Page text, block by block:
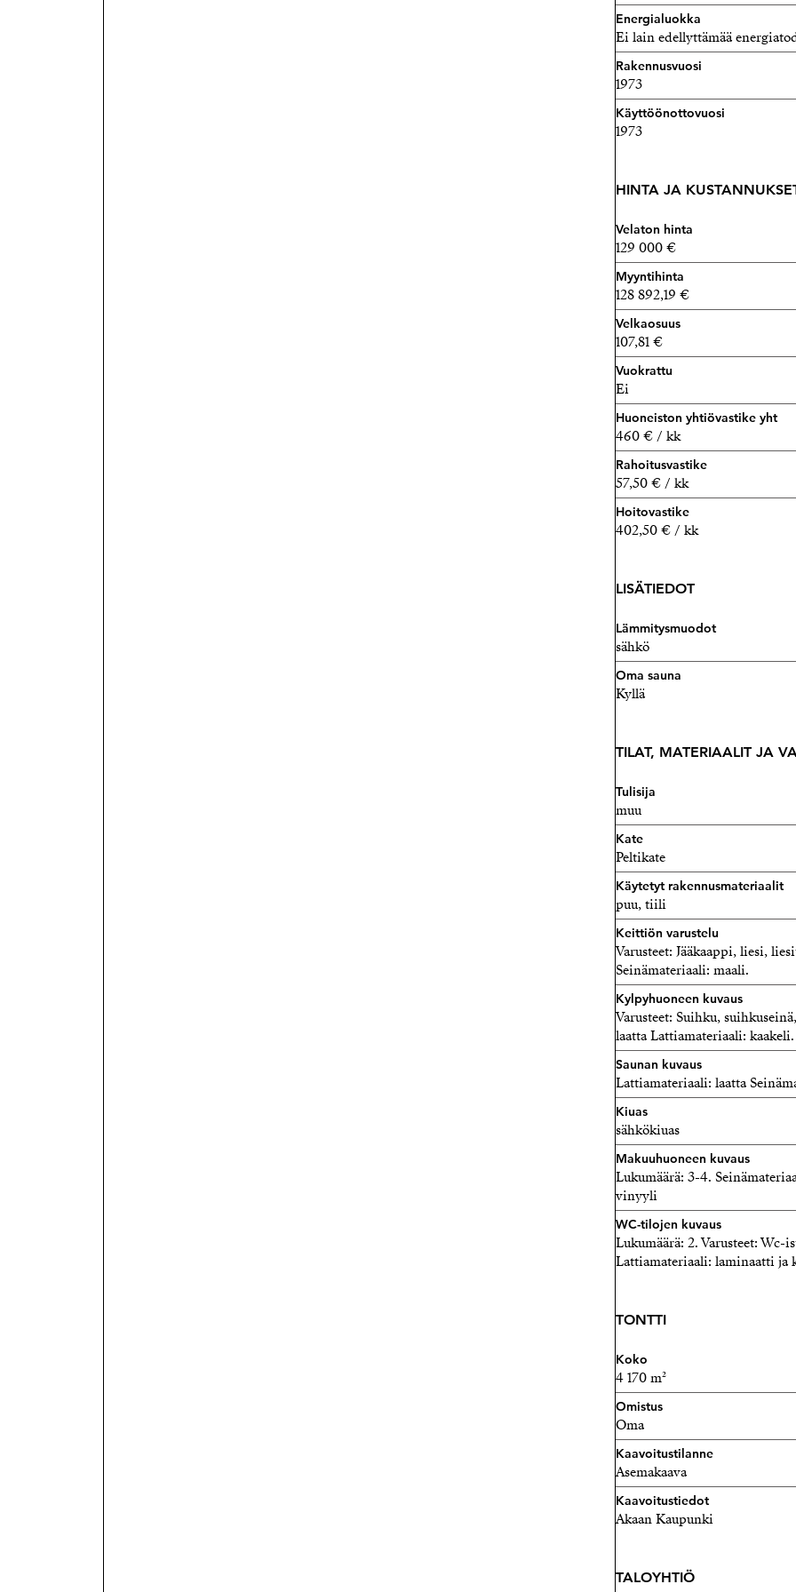
Energialuokka
Ei lain edellyttämää
Rakennusvuosi
1973
Käyttöönottovuosi
1973
HINTA JA
Velaton hinta
129 000 €
Myyntihinta
128 892,19 €
Velkaosuus
107,81 €
Vuokrattu
Ei
Huoneiston yhtiövastike yht
460 € / kk
Rahoitusvastike
57,50 € / kk
Hoitovastike
402,50 € / kk
LISÄTIEDOT
Lämmitysmuodot
sähkö
Oma sauna
Kyllä
TILAT, MATERIAALIT JA
Tulisija
muu
Kate
Peltikate
Käytetyt rakennusmateriaalit
puu, tiili
Keittiön varustelu
Varusteet: Jääkaappi, liesi,
Seinämateriaali: maali.
Kylpyhuoneen kuvaus
Varusteet: Suihku,
laatta Lattiamateriaali: kaakeli.
Saunan kuvaus
Lattiamateriaali: laatta
Kiuas
sähkökiuas
Makuuhuoneen kuvaus
Lukumäärä: 3-4.
vinyyli
WC-tilojen kuvaus
Lukumäärä: 2. Varusteet:
Lattiamateriaali: laminaatti ja
TONTTI
Koko
4 170 m²
Omistus
Oma
Kaavoitustilanne
Asemakaava
Kaavoitustiedot
Akaan Kaupunki
TALOYHTIÖ